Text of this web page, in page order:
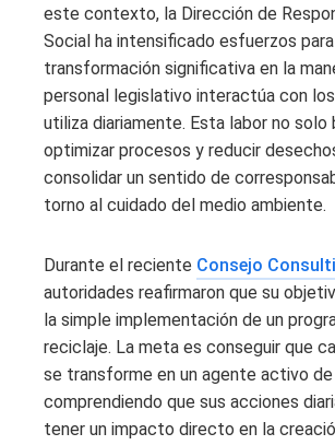
este contexto, la Dirección de
Social ha intensificado esfuerzos
transformación significativa en la
personal legislativo interactúa con
utiliza diariamente. Esta labor no solo
optimizar procesos y reducir
consolidar un sentido de
torno al cuidado del medio ambiente.
Durante el reciente Consejo
autoridades reafirmaron que su
la simple implementación de un
reciclaje. La meta es conseguir que
se transforme en un agente activo
comprendiendo que sus acciones
tener un impacto directo en la